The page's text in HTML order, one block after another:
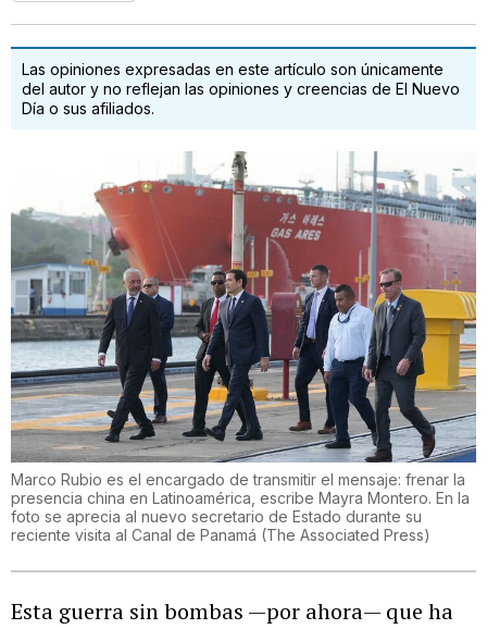
Las opiniones expresadas en este artículo son únicamente
del autor y no reflejan las opiniones y creencias de El Nuevo
Día o sus afiliados.
Marco Rubio es el encargado de transmitir el mensaje: frenar la
presencia china en Latinoamérica, escribe Mayra Montero. En la
foto se aprecia al nuevo secretario de Estado durante su
reciente visita al Canal de Panamá (The Associated Press)
Esta guerra sin bombas —por ahora— que ha